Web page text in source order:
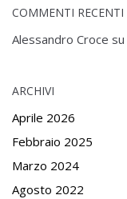
COMMENTI RECENTI
Alessandro Croce su
ARCHIVI
Aprile 2026
Febbraio 2025
Marzo 2024
Agosto 2022